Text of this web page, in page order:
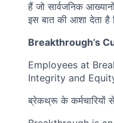
हैं जो सार्वजनिक
इस बात की आशा देता है
Breakthrough’s
Employees at
Integrity and
ब्रेकथ्रू के कर्मचारियों